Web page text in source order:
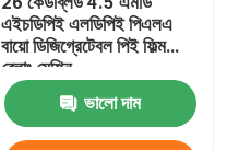
এইচডিপিই এলডিপিই পিএলএ
বায়ো ডিজিগ্রেটেবল পিই ফিল্ম
ব্লোং মেশিন
ভালো দাম